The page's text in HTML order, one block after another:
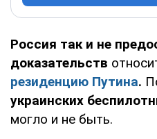
Россия так и не
доказательств
резиденцию Путина.
украинских
могло и не быть.